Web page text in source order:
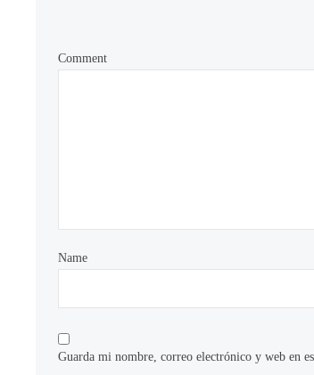
Comment
Name
Guarda mi nombre, correo electrónico y web en